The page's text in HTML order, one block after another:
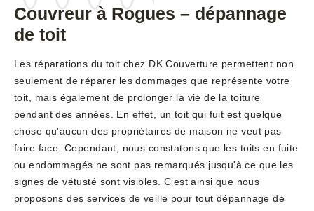
Couvreur à Rogues – dépannage
de toit
Les réparations du toit chez DK Couverture permettent non
seulement de réparer les dommages que représente votre
toit, mais également de prolonger la vie de la toiture
pendant des années. En effet, un toit qui fuit est quelque
chose qu'aucun des propriétaires de maison ne veut pas
faire face. Cependant, nous constatons que les toits en fuite
ou endommagés ne sont pas remarqués jusqu'à ce que les
signes de vétusté sont visibles. C’est ainsi que nous
proposons des services de veille pour tout dépannage de